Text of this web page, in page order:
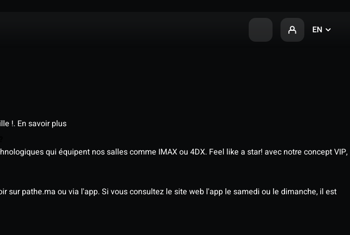
EN
!. En savoir plus
qui équipent nos salles comme IMAX ou 4DX. Feel like a star! avec notre concept VIP,
pathe.ma ou via l'app. Si vous consultez le site web l'app le samedi ou le dimanche, il est